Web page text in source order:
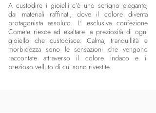
A custodire i gioielli c’è uno scrigno elegante,
dai materiali raffinati, dove il colore diventa
protagonista assoluto. L' esclusiva confezione
Comete riesce ad esaltare la preziosità di ogni
gioiello che custodisce. Calma, tranquillità e
morbidezza sono le sensazioni che vengono
raccontate attraverso il colore indaco e il
prezioso velluto di cui sono rivestite.